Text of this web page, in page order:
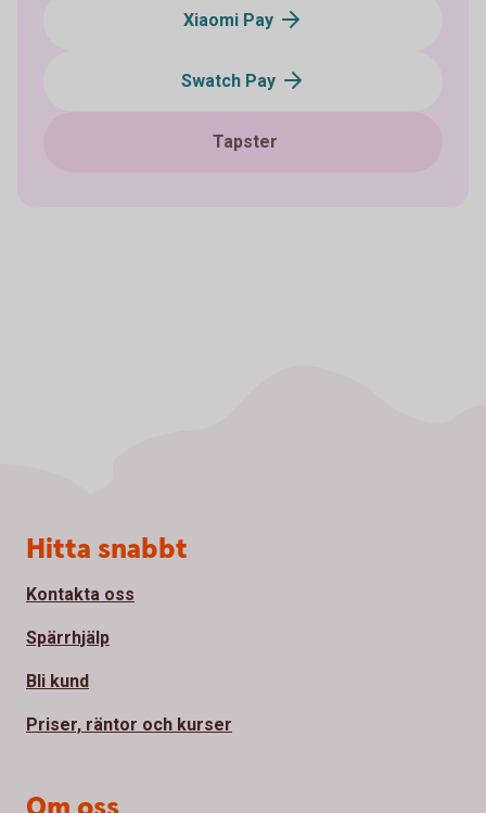
Xiaomi Pay
Swatch Pay
Tapster
Sidfot
Hitta snabbt
Kontakta oss
Spärrhjälp
Bli kund
Priser, räntor och kurser